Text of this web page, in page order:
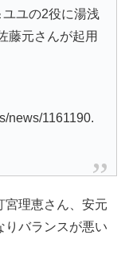
ユの2役に湯浅
藤元さんが起用
news/1161190.
宮理恵さん、安元
りバランスが悪い